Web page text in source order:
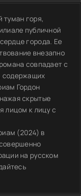
туман горя,
публичной
города. Ее
внезапно
совпадает с
содержащих
Гордон
скрытые
лицом к лицу с
(2024) в
на русском